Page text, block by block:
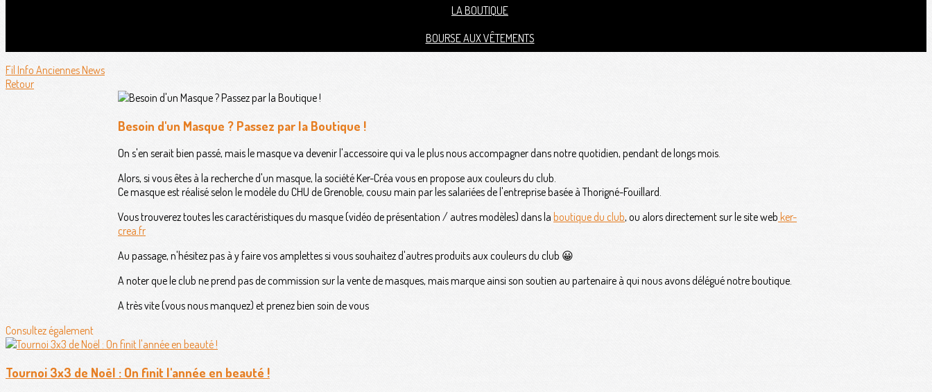
LA BOUTIQUE
BOURSE AUX VÊTEMENTS
Fil Info Anciennes News
Retour
Besoin d'un Masque ? Passez par la Boutique !
On s'en serait bien passé, mais le masque va devenir l'accessoire qui va le plus nous accompagner dans notre quotidien, pendant de longs mois.
Alors, si vous êtes à la recherche d'un masque, la société Ker-Créa vous en propose aux couleurs du club.
Ce masque est réalisé selon le modèle du CHU de Grenoble, cousu main par les salariées de l'entreprise basée à Thorigné-Fouillard.
Vous trouverez toutes les caractéristiques du masque (vidéo de présentation / autres modèles) dans la boutique du club, ou alors directement sur le site web ker-
crea.fr
Au passage, n'hésitez pas à y faire vos amplettes si vous souhaitez d'autres produits aux couleurs du club 😀
A noter que le club ne prend pas de commission sur la vente de masques, mais marque ainsi son soutien au partenaire à qui nous avons délégué notre boutique.
A très vite (vous nous manquez) et prenez bien soin de vous
Consultez également
Tournoi 3x3 de Noël : On finit l'année en beauté !